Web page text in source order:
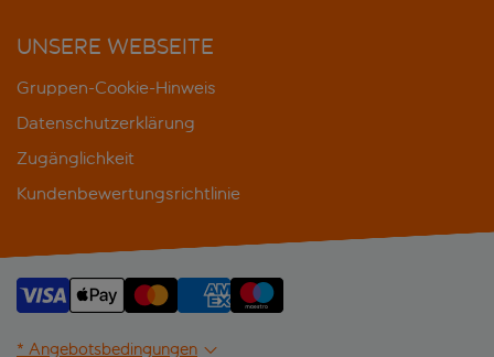
UNSERE WEBSEITE
Gruppen-Cookie-Hinweis
Datenschutzerklärung
Zugänglichkeit
Kundenbewertungsrichtlinie
* Angebotsbedingungen